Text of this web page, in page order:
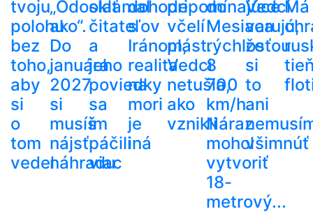
tvoju
polohu
bez
toho,
aby
si
o
tom
vedel
„Odoslať
ako“.
Do
januára
2027
si
musíš
nájsť
náhradu
oklamal
čitateľov
a
jeho
poviedky
sa
im
páčili
viac
dohode
s
Iránom,
realita
na
mori
je
iná
pripomínajúce
včelí
plást.
Vedci
netušia,
ako
vznikli
do
Mesiaca
rýchlosťou
8
700
km/h.
Náraz
mohol
vytvoriť
18-
metrový...
Vedci
varujú,
že
si
to
ani
všimnúť
Má